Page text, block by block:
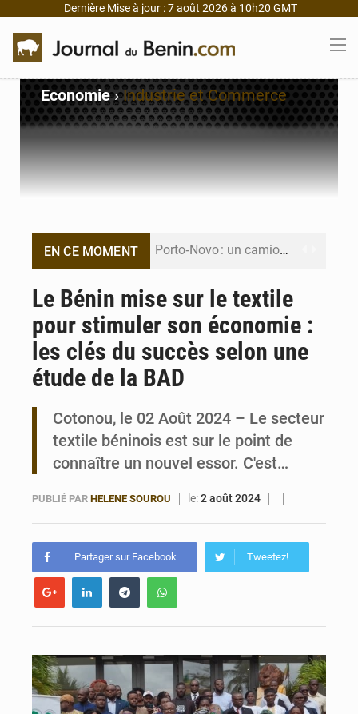
Dernière Mise à jour : 7 août 2026 à 10h20 GMT
Economie›Industrie et Commerce
EN CE MOMENT Porto‑Novo : un camion de produits pétroliers embrase Avakpa
Bénin : Djogbénou inspecte le chantier du siège de l’Assemblée
Bénin et Canada scellent un partenariat inédit
Le Bénin mise sur le textile
pour stimuler son économie :
les clés du succès selon une
étude de la BAD
Cotonou, le 02 Août 2024 – Le secteur
textile béninois est sur le point de
connaître un nouvel essor. C'est…
PUBLIÉ PAR HELENE SOUROU le:2 août 2024
Partager sur Facebook Tweetez!